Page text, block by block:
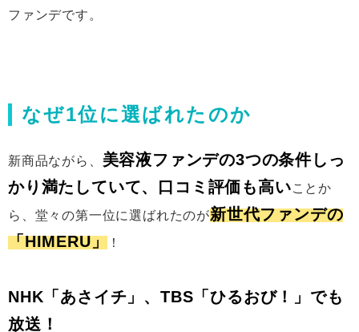
ファンデです。
なぜ1位に選ばれたのか
新商品ながら、 美容液ファンデの3つの条件しっ
かり満たしていて、口コミ評価も高いことか
ら、堂々の第一位に選ばれたのが新世代ファンデの
「HIMERU」 ！
NHK「あさイチ」、TBS「ひるおび！」でも
放送！